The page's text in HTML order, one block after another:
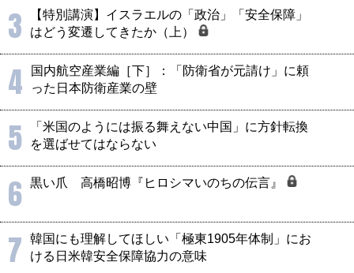
3
【特別講演】イスラエルの「政治」「安全保障」
はどう変遷してきたか（上）
4
国内航空産業編［下］：「防衛省が元請け」に頼
った日本防衛産業の壁
5
「米国のようには振る舞えない中国」に方針転換
を選ばせてはならない
6 黒い爪 高橋昭博『ヒロシマいのちの伝言』
7
韓国にも理解してほしい「極東1905年体制」にお
ける日米韓安全保障協力の意味